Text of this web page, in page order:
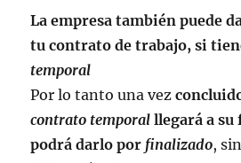
La empresa también puede
tu contrato de trabajo, si
temporal
Por lo tanto una vez
contrato temporal llegará a su
podrá darlo por finalizado,